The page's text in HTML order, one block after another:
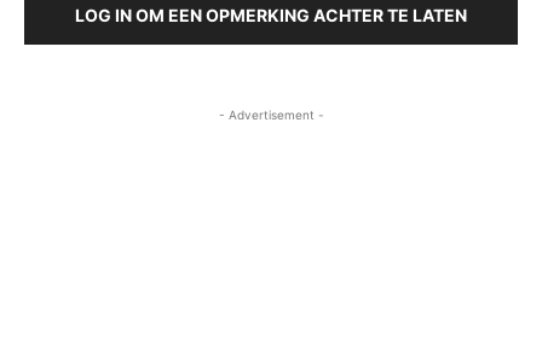
LOG IN OM EEN OPMERKING ACHTER TE LATEN
- Advertisement -